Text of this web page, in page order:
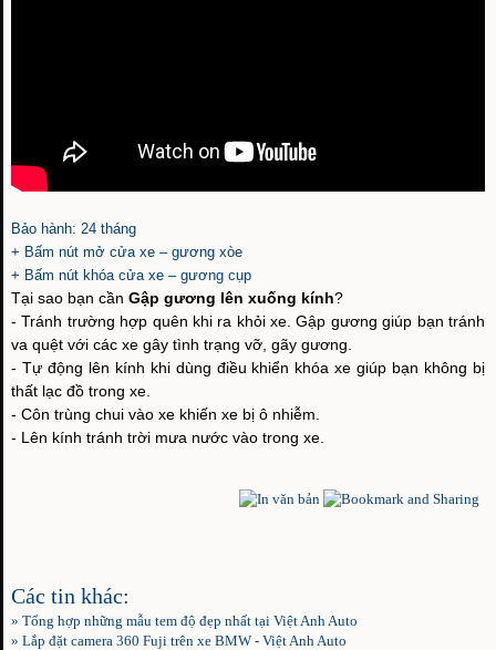
Bảo hành: 24 tháng
+ Bấm nút mở cửa xe – gương xòe
+ Bấm nút khóa cửa xe – gương cụp
Tại sao bạn cần Gập gương lên xuống kính?
- Tránh trường hợp quên khi ra khỏi xe. Gập gương giúp bạn tránh
va quệt với các xe gây tình trạng vỡ, gãy gương.
- Tự động lên kính khi dùng điều khiển khóa xe giúp bạn không bị
thất lạc đồ trong xe.
- Côn trùng chui vào xe khiến xe bị ô nhiễm.
- Lên kính tránh trời mưa nước vào trong xe.
Các tin khác:
» Tổng hợp những mẫu tem độ đẹp nhất tại Việt Anh Auto
» Lắp đặt camera 360 Fuji trên xe BMW - Việt Anh Auto